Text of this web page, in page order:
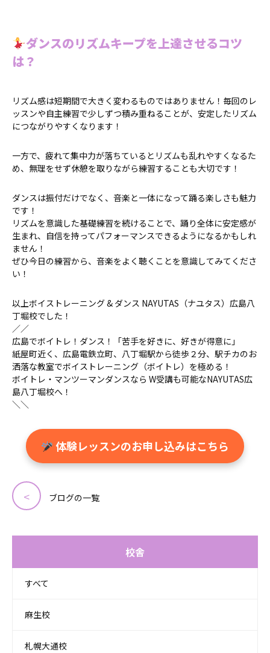
ダンスのリズムキープを上達させるコツ
は？
リズム感は短期間で大きく変わるものではありません！毎回のレ
ッスンや自主練習で少しずつ積み重ねることが、安定したリズム
につながりやすくなります！
一方で、疲れて集中力が落ちているとリズムも乱れやすくなるた
め、無理をせず休憩を取りながら練習することも大切です！
ダンスは振付だけでなく、音楽と一体になって踊る楽しさも魅力
です！
リズムを意識した基礎練習を続けることで、踊り全体に安定感が
生まれ、自信を持ってパフォーマンスできるようになるかもしれ
ません！
ぜひ今日の練習から、音楽をよく聴くことを意識してみてくださ
い！
以上ボイストレーニング & ダンス NAYUTAS（ナユタス）広島八
丁堀校でした！
／／
広島でボイトレ！ダンス！「苦手を好きに、好きが得意に」
紙屋町近く、広島電鉄立町、八丁堀駅から徒歩２分、駅チカのお
洒落な教室でボイストレーニング（ボイトレ）を極める！
ボイトレ・マンツーマンダンスなら W受講も可能なNAYUTAS広
島八丁堀校へ！
＼＼
体験レッスンのお申し込みはこちら
ブログの一覧
校舎
すべて
麻生校
札幌大通校